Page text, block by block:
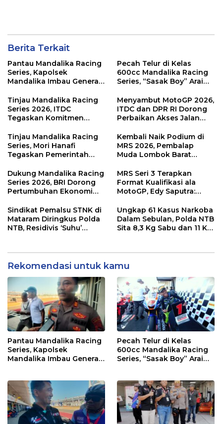
Berita Terkait
Pantau Mandalika Racing
Series, Kapolsek
Mandalika Imbau Generasi
Sirkuit, Bukan Jalan Raya
Pecah Telur di Kelas
600cc Mandalika Racing
Series, “Sasak Boy” Arai
Kemenangan
Tinjau Mandalika Racing
Series 2026, ITDC
Tegaskan Komitmen
Dampak Ekonomi
Kawasan
Menyambut MotoGP 2026,
ITDC dan DPR RI Dorong
Perbaikan Akses Jalan
di KEK Mandalika
Tinjau Mandalika Racing
Series, Mori Hanafi
Tegaskan Pemerintah
NTB
Kembali Naik Podium di
MRS 2026, Pembalap
Muda Lombok Barat
Menuju Tingkat Asia
Dukung Mandalika Racing
Series 2026, BRI Dorong
Pertumbuhan Ekonomi
MRS Seri 3 Terapkan
Format Kualifikasi ala
MotoGP, Edy Saputra:
dan Efektif
Sindikat Pemalsu STNK di
Mataram Diringkus Polda
NTB, Residivis ‘Suhu’
Ungkap 61 Kasus Narkoba
Dalam Sebulan, Polda NTB
Sita 8,3 Kg Sabu dan 11 Kg
Rekomendasi untuk kamu
Pantau Mandalika Racing
Series, Kapolsek
Mandalika Imbau Generasi
Pecah Telur di Kelas
600cc Mandalika Racing
Series, “Sasak Boy” Arai